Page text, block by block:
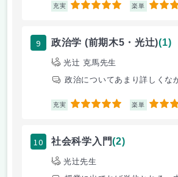
充実 5 楽単 5
9 政治学 (前期木5・光辻)(1)
光辻 克馬先生
充実 5 楽単 5
10 社会科学入門(2)
光辻先生